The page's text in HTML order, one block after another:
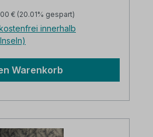
befinden sich 2
offene Fächer.
Menge Gläser,
Utensilien
Schubladen und vielen
x 55 cmLieferung
Karton verpackt
Preis:
€ (20.01% gespart)
innerhalb
Warenkorb